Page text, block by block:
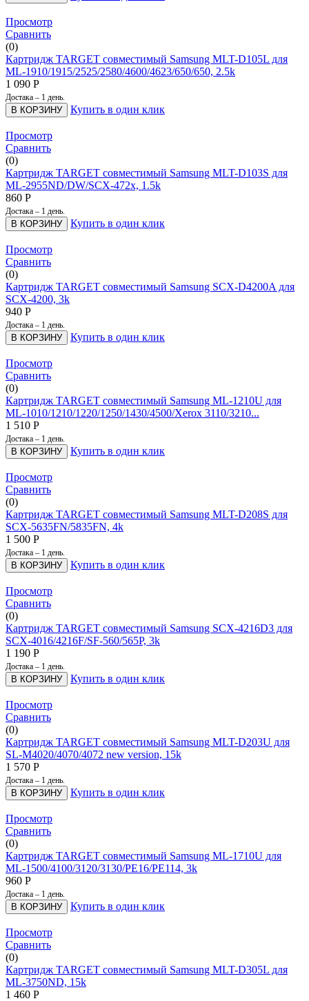
Просмотр
Сравнить
(0)
Картридж TARGET совместимый Samsung MLT-D105L для
ML-1910/1915/2525/2580/4600/4623/650/650, 2.5k
1 090 Р
Достака – 1 день.
В КОРЗИНУ Купить в один клик
Просмотр
Сравнить
(0)
Картридж TARGET совместимый Samsung MLT-D103S для
ML-2955ND/DW/SCX-472x, 1.5k
860 Р
Достака – 1 день.
В КОРЗИНУ Купить в один клик
Просмотр
Сравнить
(0)
Картридж TARGET совместимый Samsung SCX-D4200A для
SCX-4200, 3k
940 Р
Достака – 1 день.
В КОРЗИНУ Купить в один клик
Просмотр
Сравнить
(0)
Картридж TARGET совместимый Samsung ML-1210U для
ML-1010/1210/1220/1250/1430/4500/Xerox 3110/3210...
1 510 Р
Достака – 1 день.
В КОРЗИНУ Купить в один клик
Просмотр
Сравнить
(0)
Картридж TARGET совместимый Samsung MLT-D208S для
SCX-5635FN/5835FN, 4k
1 500 Р
Достака – 1 день.
В КОРЗИНУ Купить в один клик
Просмотр
Сравнить
(0)
Картридж TARGET совместимый Samsung SCX-4216D3 для
SCX-4016/4216F/SF-560/565P, 3k
1 190 Р
Достака – 1 день.
В КОРЗИНУ Купить в один клик
Просмотр
Сравнить
(0)
Картридж TARGET совместимый Samsung MLT-D203U для
SL-M4020/4070/4072 new version, 15k
1 570 Р
Достака – 1 день.
В КОРЗИНУ Купить в один клик
Просмотр
Сравнить
(0)
Картридж TARGET совместимый Samsung ML-1710U для
ML-1500/4100/3120/3130/PE16/PE114, 3k
960 Р
Достака – 1 день.
В КОРЗИНУ Купить в один клик
Просмотр
Сравнить
(0)
Картридж TARGET совместимый Samsung MLT-D305L для
ML-3750ND, 15k
1 460 Р